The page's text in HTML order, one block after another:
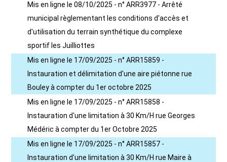
Mis en ligne le 08/10/2025 - n° ARR3977 - Arrêté
municipal règlementant les conditions d'accès et
d'utilisation du terrain synthétique du complexe
sportif les Juilliottes
Mis en ligne le 17/09/2025 - n° ARR15859 -
Instauration et délimitation d'une aire piétonne rue
Bouley à compter du 1er octobre 2025
Mis en ligne le 17/09/2025 - n° ARR15858 -
Instauration d'une limitation à 30 Km/H rue Georges
Médéric à compter du 1er Octobre 2025
Mis en ligne le 17/09/2025 - n° ARR15857 -
Instauration d'une limitation à 30 Km/H rue Maire à